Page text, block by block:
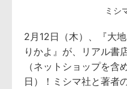
ミシ
2月12日（木）、『大
りかよ』が、リアル書
（ネットショップを含
日）！ミシマ社と著者